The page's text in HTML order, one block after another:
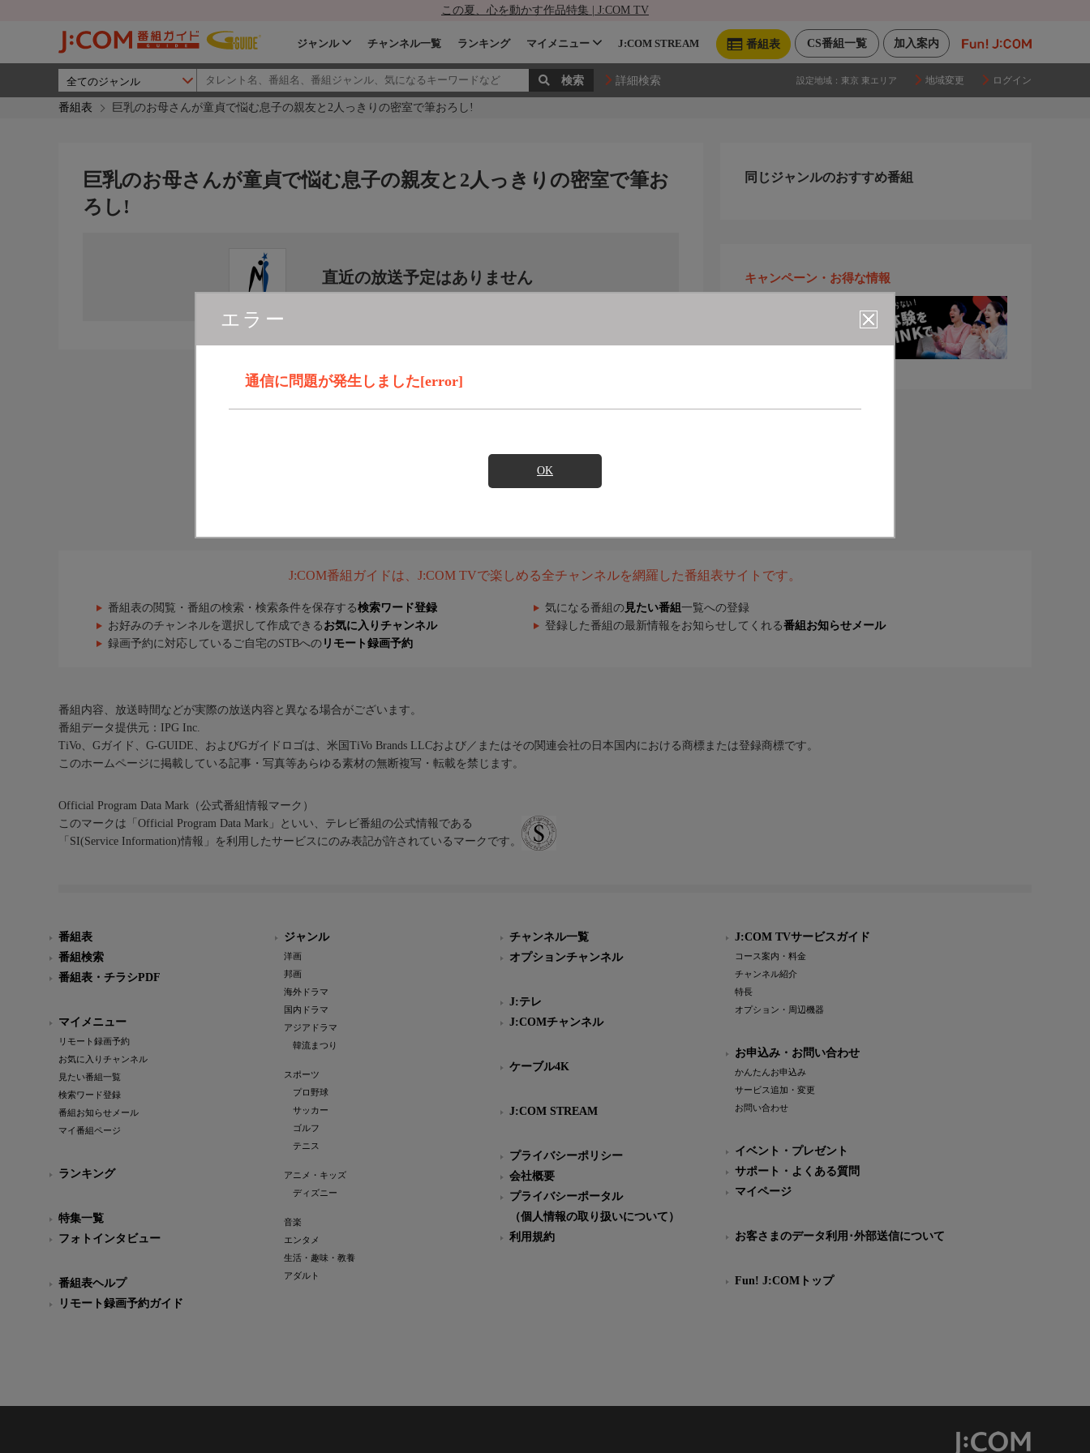
この夏、心を動かす作品特集 | J:COM TV
加入案内
CS番組一覧
番組表
ジャンル チャンネル一覧 ランキング マイメニュー J:COM STREAM
詳細検索 設定地域： 東京 東エリア 地域変更 ログイン
番組表 巨乳のお母さんが童貞で悩む息子の親友と2人っきりの密室で筆おろし!
エラー
通信に問題が発生しました[error]
OK
巨乳のお母さんが童貞で悩む息子の親友と2人っきりの密室で筆お
ろし!
直近の放送予定はありません
同じジャンルのおすすめ番組
キャンペーン・お得な情報
J:COM番組ガイドは、J:COM TVで楽しめる全チャンネルを網羅した番組表サイトです。
番組表の閲覧・番組の検索・検索条件を保存する検索ワード登録 気になる番組の 見たい番組 一覧への登録
お好みのチャンネルを選択して作成できる お気に入りチャンネル 登録した番組の最新情報をお知らせしてくれる番組お知らせメール
録画予約に対応しているご自宅のSTBへの リモート録画予約
番組内容、放送時間などが実際の放送内容と異なる場合がございます。
番組データ提供元：IPG Inc.
TiVo、Gガイド、G-GUIDE、およびGガイドロゴは、米国TiVo Brands LLCおよび／またはその関連会社の日本国内における商標または登録商標です。
このホームページに掲載している記事・写真等あらゆる素材の無断複写・転載を禁じます。
Official Program Data Mark（公式番組情報マーク）
このマークは「Official Program Data Mark」といい、テレビ番組の公式情報である
「SI(Service Information)情報」を利用したサービスにのみ表記が許されているマークです。
番組表
番組検索
番組表・チラシPDF
マイメニュー
リモート録画予約
お気に入りチャンネル
見たい番組一覧
検索ワード登録
番組お知らせメール
マイ番組ページ
ランキング
特集一覧
フォトインタビュー
番組表ヘルプ
リモート録画予約ガイド
ジャンル
洋画
邦画
海外ドラマ
国内ドラマ
アジアドラマ
韓流まつり
スポーツ
プロ野球
サッカー
ゴルフ
テニス
アニメ・キッズ
ディズニー
音楽
エンタメ
生活・趣味・教養
アダルト
チャンネル一覧
オプションチャンネル
J:テレ
J:COMチャンネル
ケーブル4K
J:COM STREAM
プライバシーポリシー
会社概要
プライバシーポータル
（個人情報の取り扱いについて）
利用規約
J:COM TVサービスガイド
コース案内・料金
チャンネル紹介
特長
オプション・周辺機器
お申込み・お問い合わせ
かんたんお申込み
サービス追加・変更
お問い合わせ
イベント・プレゼント
サポート・よくある質問
マイページ
お客さまのデータ利用･外部送信について
Fun! J:COMトップ